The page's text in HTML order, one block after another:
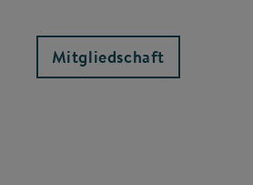
Mitgliedschaft